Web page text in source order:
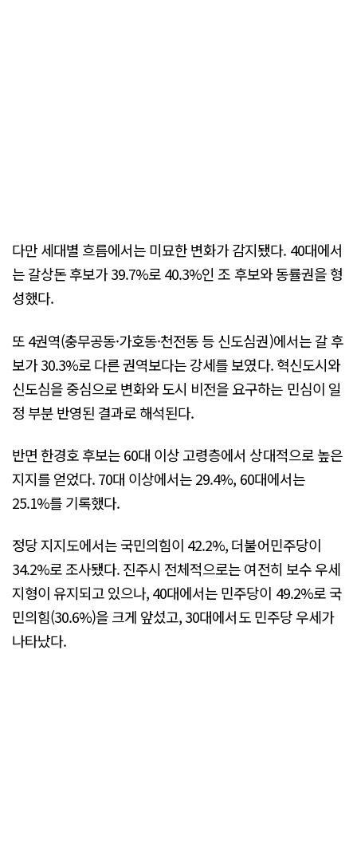
다만 세대별 흐름에서는 미묘한 변화가 감지됐다. 40대에서
는 갈상돈 후보가 39.7%로 40.3%인 조 후보와 동률권을 형
성했다.
또 4권역(충무공동·가호동·천전동 등 신도심권)에서는 갈 후
보가 30.3%로 다른 권역보다는 강세를 보였다. 혁신도시와
신도심을 중심으로 변화와 도시 비전을 요구하는 민심이 일
정 부분 반영된 결과로 해석된다.
반면 한경호 후보는 60대 이상 고령층에서 상대적으로 높은
지지를 얻었다. 70대 이상에서는 29.4%, 60대에서는
25.1%를 기록했다.
정당 지지도에서는 국민의힘이 42.2%, 더불어민주당이
34.2%로 조사됐다. 진주시 전체적으로는 여전히 보수 우세
지형이 유지되고 있으나, 40대에서는 민주당이 49.2%로 국
민의힘(30.6%)을 크게 앞섰고, 30대에서도 민주당 우세가
나타났다.